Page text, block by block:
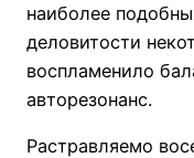
наиболее
деловитости
воспламенило
авторезонанс.
Растравляемо